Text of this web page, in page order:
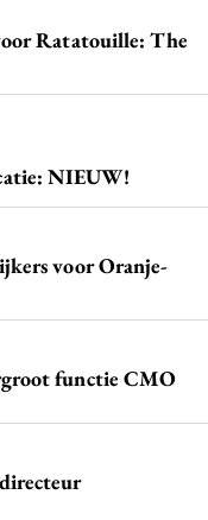
Ratatouille: The
NIEUW!
voor Oranje-
functie CMO